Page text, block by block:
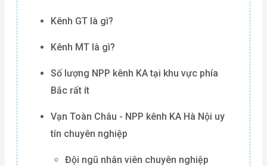
Kênh GT là gì?
Kênh MT là gì?
Số lượng NPP kênh KA tại khu vực phía
Bắc rất ít
Vạn Toàn Châu - NPP kênh KA Hà Nội uy
tín chuyên nghiệp
Đội ngũ nhân viên chuyên nghiệp